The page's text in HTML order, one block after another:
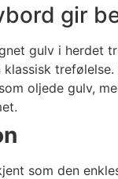
gir
gulv i herdet
oljede gulv,
som den